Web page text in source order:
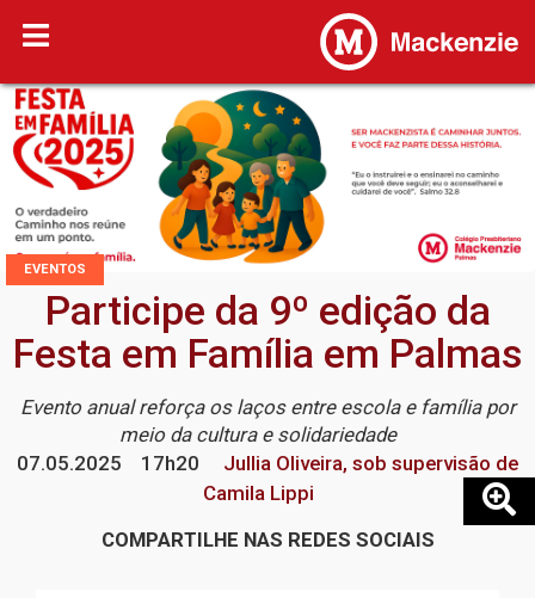
EVENTOS
Participe da 9º edição da
Festa em Família em Palmas
Evento anual reforça os laços entre escola e família por
meio da cultura e solidariedade
07.05.2025
17h20
Jullia Oliveira, sob supervisão de
Camila Lippi
COMPARTILHE NAS REDES SOCIAIS